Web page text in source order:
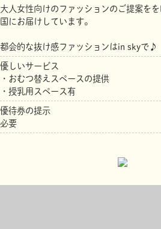
大人女性向けのファッションのご提案を
国にお届けしています。
都会的な抜け感ファッションはin skyで♪
優しいサービス
・おむつ替えスペースの提供
・授乳用スペース有
優待券の提示
必要